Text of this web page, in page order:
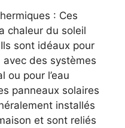
: Ces
chaleur du⁣ soleil
sont idéaux pour‌
des systèmes
ou pour⁢ l’eau
panneaux solaires
installés
et ⁢sont reliés